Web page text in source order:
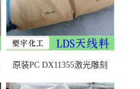
原装PC DX11355激光雕刻